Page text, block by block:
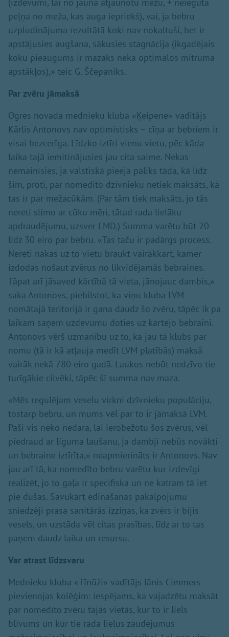
peļņa no meža, kas auga iepriekš), vai, ja bebru
uzpludinājuma rezultātā koki nav nokaltuši, bet ir
apstājusies augšana, sākusies stagnācija (ikgadējais
koku pieaugums ir mazāks nekā optimālos mitruma
apstākļos),» teic G. Ščepaniks.
Par zvēru jāmaksā
Ogres novada mednieku kluba «Ķeipene» vadītājs
Kārlis Antonovs nav optimistisks – cīņa ar bebriem ir
visai bezcerīga. Līdzko iztīri vienu vietu, pēc kāda
laika tajā iemitinājusies jau cita saime. Nekas
nemainīsies, ja valstiskā pieeja paliks tāda, kā līdz
šim, proti, par nomedīto dzīvnieku netiek maksāts, kā
tas ir par mežacūkām. (Par tām tiek maksāts, jo tās
nereti slimo ar cūku mēri, tātad rada lielāku
apdraudējumu, uzsver LMD.) Summa varētu būt 20
līdz 30 eiro par bebru. «Tas taču ir padārgs process.
Nereti nākas uz to vietu braukt vairākkārt, kamēr
izdodas nošaut zvērus no likvidējamās bebraines.
Tāpat arī jāsaved kārtībā tā vieta, jānojauc dambis,»
saka Antonovs, piebilstot, ka viņu kluba LVM
nomātajā teritorijā ir gana daudz šo zvēru, tāpēc ik pa
laikam saņem uzdevumu doties uz kārtējo bebraini.
Antonovs vērš uzmanību uz to, ka jau tā klubs par
nomu (tā ir kā atļauja medīt LVM platībās) maksā
vairāk nekā 780 eiro gadā. Laukos nebūt nedzīvo tie
turīgākie cilvēki, tāpēc šī summa nav maza.
«Mēs regulējam veselu virkni dzīvnieku populāciju,
tostarp bebru, un mums vēl par to ir jāmaksā LVM.
Paši vis neko nedara, lai ierobežotu šos zvērus, vēl
piedraud ar līguma laušanu, ja dambji nebūs novākti
un bebraine iztīrīta,» neapmierināts ir Antonovs. Nav
jau arī tā, ka nomedīto bebru varētu kur izdevīgi
realizēt, jo to gaļa ir specifiska un ne katram tā iet
pie dūšas. Savukārt ēdināšanas pakalpojumu
sniedzēji prasa sanitārās izziņas, ka zvērs ir bijis
vesels, un uzstāda vēl citas prasības, līdz ar to tas
paņem daudz laika un resursu.
Var atrast līdzsvaru
Mednieku kluba «Tīnūži» vadītājs Jānis Cimmers
pievienojas kolēģim: iespējams, ka vajadzētu maksāt
par nomedīto zvēru tajās vietās, kur to ir liels
blīvums un kur tie rada lielus zaudējumus